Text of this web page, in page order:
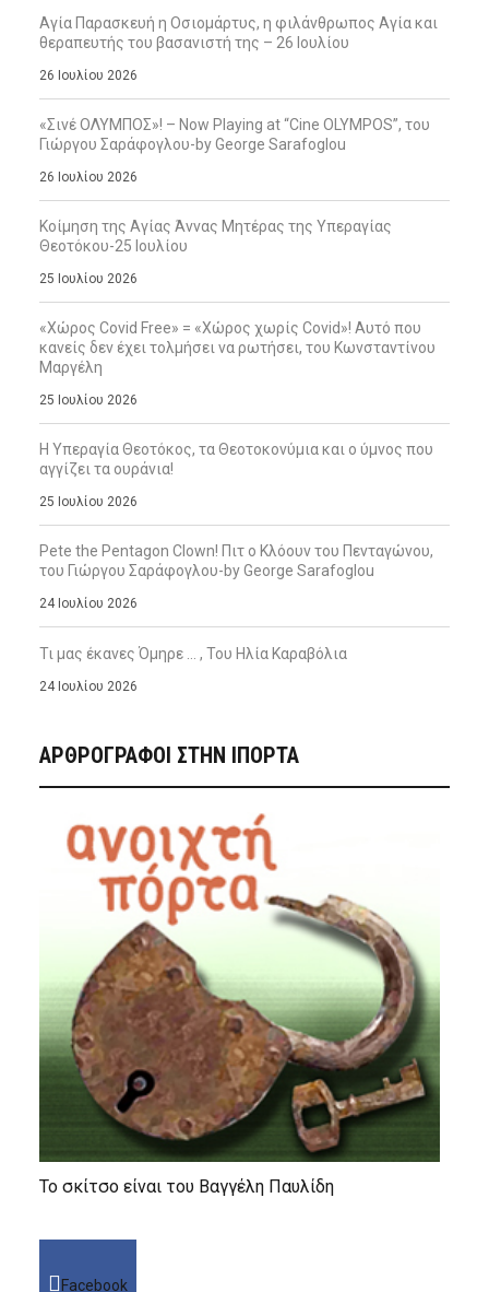
Αγία Παρασκευή η Οσιομάρτυς, η φιλάνθρωπος Αγία και
θεραπευτής του βασανιστή της – 26 Ιουλίου
26 Ιουλίου 2026
«Σινέ ΟΛΥΜΠΟΣ»! – Now Playing at “Cine OLYMPOS”, του
Γιώργου Σαράφογλου-by George Sarafoglou
26 Ιουλίου 2026
Κοίμηση της Αγίας Άννας Μητέρας της Υπεραγίας
Θεοτόκου-25 Ιουλίου
25 Ιουλίου 2026
«Χώρος Covid Free» = «Χώρος χωρίς Covid»! Αυτό που
κανείς δεν έχει τολμήσει να ρωτήσει, του Κωνσταντίνου
Μαργέλη
25 Ιουλίου 2026
Η Υπεραγία Θεοτόκος, τα Θεοτοκονύμια και ο ύμνος που
αγγίζει τα ουράνια!
25 Ιουλίου 2026
Pete the Pentagon Clown! Πιτ ο Κλόουν του Πενταγώνου,
του Γιώργου Σαράφογλου-by George Sarafoglou
24 Ιουλίου 2026
Τι μας έκανες Όμηρε … , Του Ηλία Καραβόλια
24 Ιουλίου 2026
ΑΡΘΡΟΓΡΑΦΟΙ ΣΤΗΝ IΠΟΡΤΑ
Το σκίτσο είναι του Βαγγέλη Παυλίδη
Facebook